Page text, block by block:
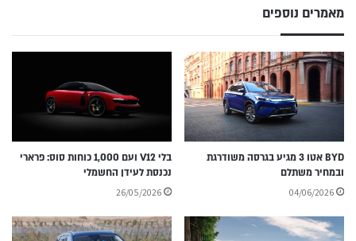
מאמרים נוספים
BYD אטו 3 מגיע בגרסה משודרגת
ובמחיר משתלם
04/06/2026
בלי V12 ועם 1,000 כוחות סוס: פרארי
נכנסת לעידן החשמלי
26/05/2026